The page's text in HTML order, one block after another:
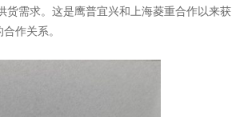
需求。这是鹰普宜兴和上海菱重合作以来获
作关系。